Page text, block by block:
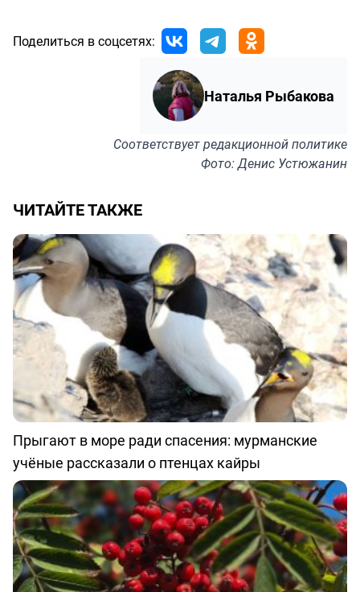
Поделиться в соцсетях:
Наталья Рыбакова
Соответствуетредакционной политике
Фото: Денис Устюжанин
ЧИТАЙТЕ ТАКЖЕ
Прыгают в море ради спасения: мурманские
учёные рассказали о птенцах кайры